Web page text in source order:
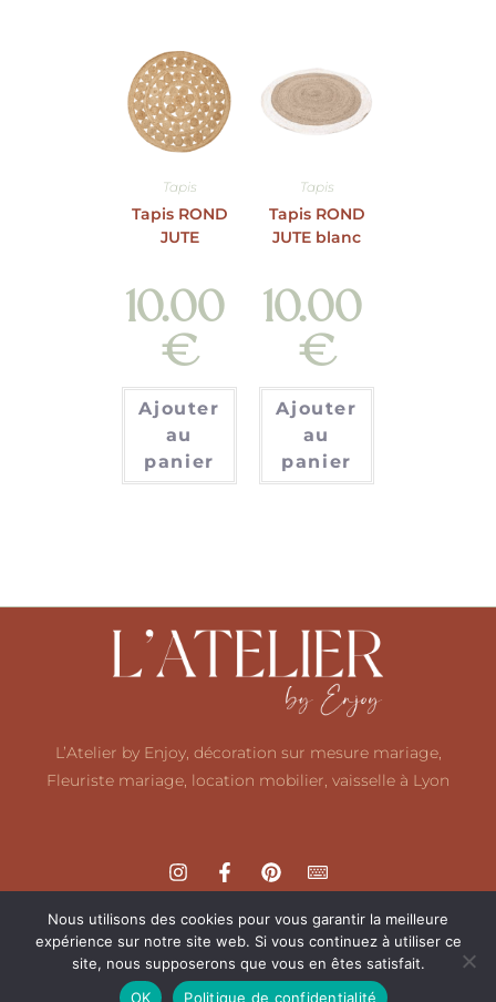
Tapis
Tapis ROND
JUTE
10.00
€
Ajouter
au
panier
Tapis
Tapis ROND
JUTE blanc
10.00
€
Ajouter
au
panier
L’Atelier by Enjoy, décoration sur mesure mariage,
Fleuriste mariage, location mobilier, vaisselle à Lyon
Mentions légales Politique de confidentialité CGV
F.A.Q
Copyright © 2022 L’Atelier by Enjoy. Tous droits réservés.
Nous utilisons des cookies pour vous garantir la meilleure
expérience sur notre site web. Si vous continuez à utiliser ce
site, nous supposerons que vous en êtes satisfait.
OK
Politique de confidentialité